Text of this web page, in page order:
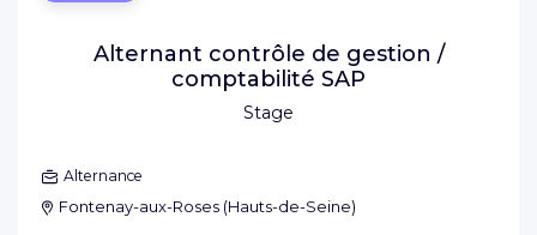
Stage
Alternant contrôle de gestion /
comptabilité SAP
Alternance
Fontenay-aux-Roses (Hauts-de-Seine)